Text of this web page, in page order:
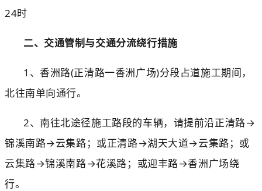
24时
二、交通管制与交通分流绕行措施
1、香洲路(正清路一香洲广场)分段占道施工期间，
北往南单向通行。
2、南往北途径施工路段的车辆，请提前沿正清路→
锦溪南路→云集路；或正清路→湖天大道→云集路；或
云集路→锦溪南路→花溪路；或迎丰路→香洲广场绕
行。